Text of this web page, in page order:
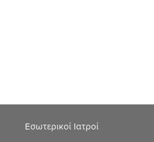
Εσωτερικοί Ιατροί